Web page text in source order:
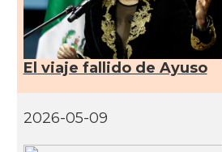
El viaje fallido de Ayuso
2026-05-09